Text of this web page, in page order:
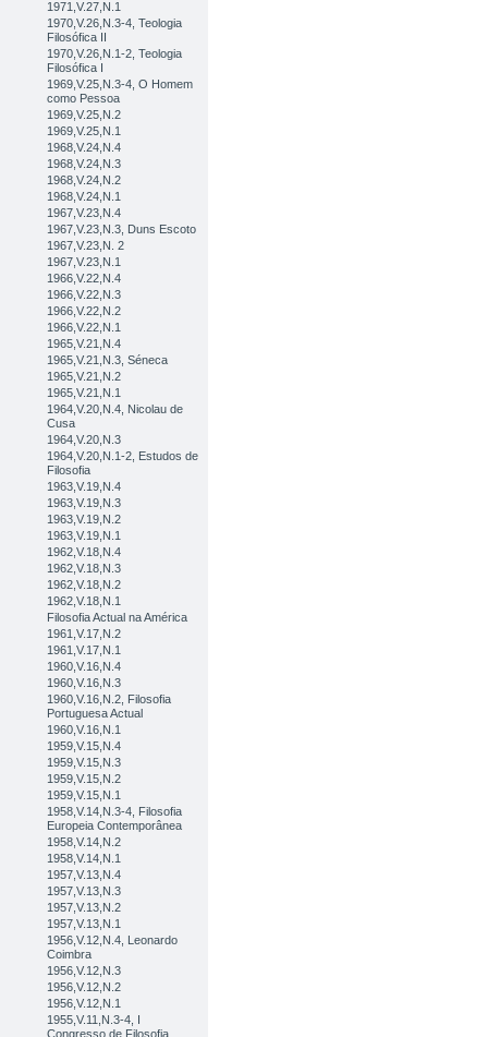
1971,V.27,N.1
1970,V.26,N.3-4, Teologia
Filosófica II
1970,V.26,N.1-2, Teologia
Filosófica I
1969,V.25,N.3-4, O Homem
como Pessoa
1969,V.25,N.2
1969,V.25,N.1
1968,V.24,N.4
1968,V.24,N.3
1968,V.24,N.2
1968,V.24,N.1
1967,V.23,N.4
1967,V.23,N.3, Duns Escoto
1967,V.23,N. 2
1967,V.23,N.1
1966,V.22,N.4
1966,V.22,N.3
1966,V.22,N.2
1966,V.22,N.1
1965,V.21,N.4
1965,V.21,N.3, Séneca
1965,V.21,N.2
1965,V.21,N.1
1964,V.20,N.4, Nicolau de
Cusa
1964,V.20,N.3
1964,V.20,N.1-2, Estudos de
Filosofia
1963,V.19,N.4
1963,V.19,N.3
1963,V.19,N.2
1963,V.19,N.1
1962,V.18,N.4
1962,V.18,N.3
1962,V.18,N.2
1962,V.18,N.1
Filosofia Actual na América
1961,V.17,N.2
1961,V.17,N.1
1960,V.16,N.4
1960,V.16,N.3
1960,V.16,N.2, Filosofia
Portuguesa Actual
1960,V.16,N.1
1959,V.15,N.4
1959,V.15,N.3
1959,V.15,N.2
1959,V.15,N.1
1958,V.14,N.3-4, Filosofia
Europeia Contemporânea
1958,V.14,N.2
1958,V.14,N.1
1957,V.13,N.4
1957,V.13,N.3
1957,V.13,N.2
1957,V.13,N.1
1956,V.12,N.4, Leonardo
Coimbra
1956,V.12,N.3
1956,V.12,N.2
1956,V.12,N.1
1955,V.11,N.3-4, I
Congresso de Filosofia